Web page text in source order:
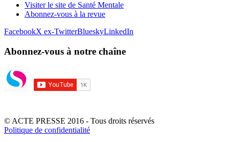
Visiter le site de Santé Mentale
Abonnez-vous à la revue
FacebookX ex-TwitterBlueskyLinkedIn
Abonnez-vous à notre chaîne
© ACTE PRESSE 2016 - Tous droits réservés
Politique de confidentialité